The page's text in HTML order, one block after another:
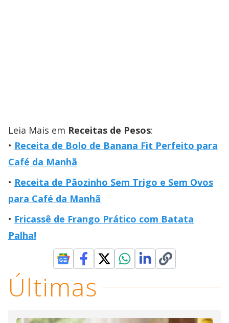
Leia Mais em Receitas de Pesos:
Receita de Bolo de Banana Fit Perfeito para
Café da Manhã
Receita de Pãozinho Sem Trigo e Sem Ovos
para Café da Manhã
Fricassê de Frango Prático com Batata
Palha!
Últimas